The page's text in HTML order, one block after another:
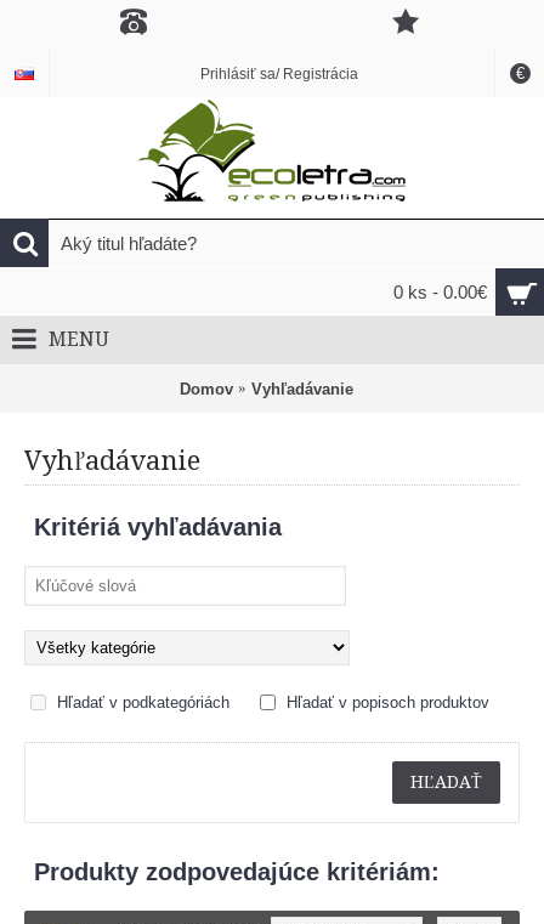
€
Prihlásiť sa/ Registrácia
0 ks - 0.00€
MENU
Domov Vyhľadávanie
Vyhľadávanie
Kritériá vyhľadávania
Hľadať v podkategóriách Hľadať v popisoch produktov
Produkty zodpovedajúce kritériám: